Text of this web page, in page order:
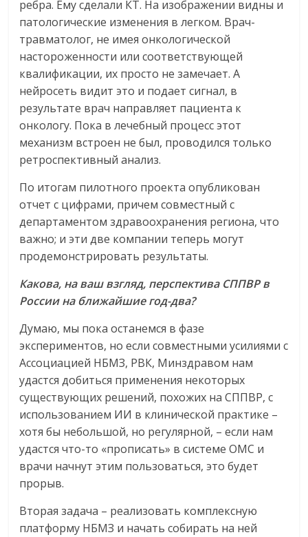
ребра. Ему сделали КТ. На изображении видны и
патологические изменения в легком. Врач-
травматолог, не имея онкологической
настороженности или соответствующей
квалификации, их просто не замечает. А
нейросеть видит это и подает сигнал, в
результате врач направляет пациента к
онкологу. Пока в лечебный процесс этот
механизм встроен не был, проводился только
ретроспективный анализ.
По итогам пилотного проекта опубликован
отчет с цифрами, причем совместный с
департаментом здравоохранения региона, что
важно; и эти две компании теперь могут
продемонстрировать результаты.
Какова, на ваш взгляд, перспектива СППВР в
России на ближайшие год-два?
Думаю, мы пока останемся в фазе
экспериментов, но если совместными усилиями с
Ассоциацией НБМЗ, РВК, Минздравом нам
удастся добиться применения некоторых
существующих решений, похожих на СППВР, с
использованием ИИ в клинической практике –
хотя бы небольшой, но регулярной, – если нам
удастся что-то «прописать» в системе ОМС и
врачи начнут этим пользоваться, это будет
прорыв.
Вторая задача – реализовать комплексную
платформу НБМЗ и начать собирать на ней